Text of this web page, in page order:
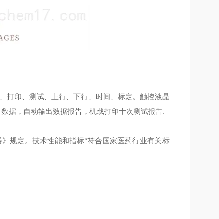
打印、测试、上行、下行、时间、标定。触控液晶
据，自动输出数据报告，机载打印十次测试报告.
规定。技术性能和指标*符合国家医药行业有关标